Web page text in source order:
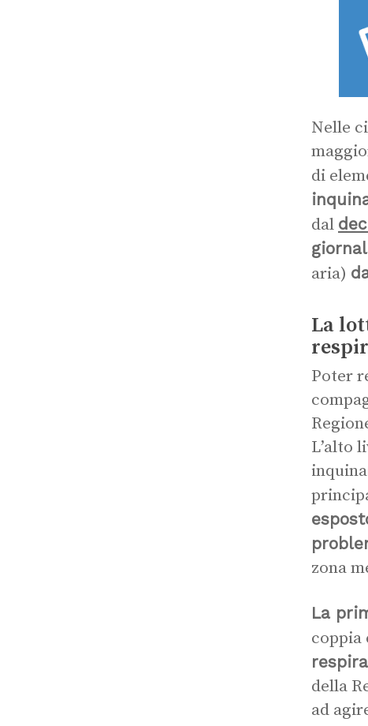
Nelle
di
dal
aria)
La
Poter
L’alto
zona
La
coppia
della
ad